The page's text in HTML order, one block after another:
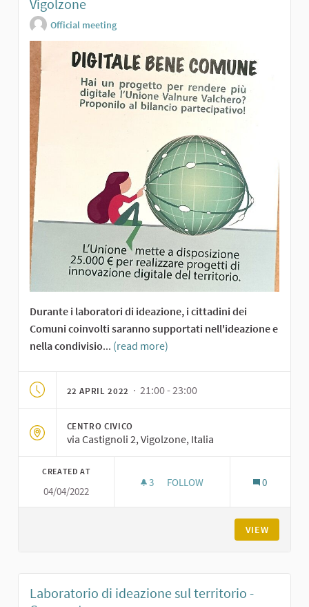
Vigolzone
Official meeting
Durante i laboratori di ideazione, i cittadini dei
Comuni coinvolti saranno supportati nell'ideazione e
nella condivisio... (read more)
22 APRIL 2022 · 21:00 - 23:00
CENTRO CIVICO
via Castignoli 2, Vigolzone, Italia
CREATED AT
04/04/2022
3 3 FOLLOWERS
FOLLOW 0
VIEW
Laboratorio di ideazione sul territorio -